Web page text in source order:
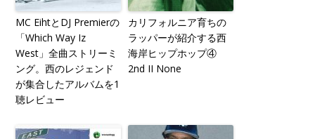
MC EihtとDJ Premierの
「Which Way Iz
West」全曲ストリーミ
ング。西のレジェンド
が集合したアルバムを1
聴レビュー
カリフォルニア育ちの
ラッパーが紹介する西
海岸ヒップホップ④
2nd II None